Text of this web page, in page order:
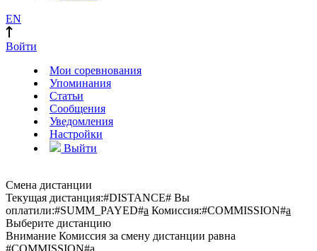
EN
Войти
Мои соревнования
Упоминания
Статьи
Сообщения
Уведомления
Настройки
Выйти
Смена дистанции
Текущая дистанция:#DISTANCE# Вы
оплатили:#SUMM_PAYED#a Комиссия:#COMMISSION#a
Выберите дистанцию
Внимание Комиссия за смену дистанции равна
#COMMISSION#a